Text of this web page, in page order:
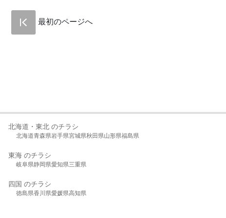
最初のページへ
北海道・東北 のチラシ
北海道青森県岩手県宮城県秋田県山形県福島県
東海 のチラシ
岐阜県静岡県愛知県三重県
四国 のチラシ
徳島県香川県愛媛県高知県